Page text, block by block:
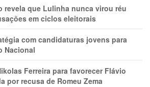
revela que Lulinha nunca virou réu
em ciclos eleitorais
com candidaturas jovens para
Nacional
Ferreira para favorecer Flávio
por recusa de Romeu Zema